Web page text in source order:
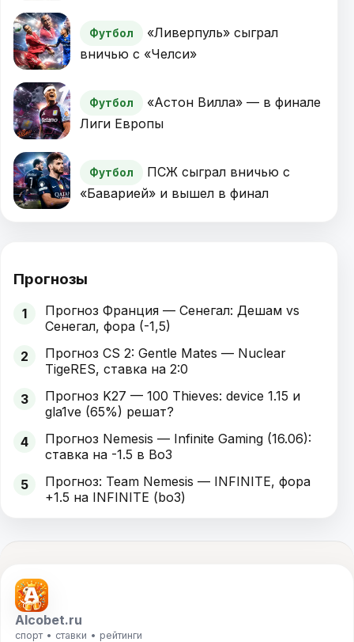
Футбол
«Ливерпуль» сыграл
вничью с «Челси»
Футбол
«Астон Вилла» — в финале
Лиги Европы
Футбол
ПСЖ сыграл вничью с
«Баварией» и вышел в финал
Прогнозы
1
Прогноз Франция — Сенегал: Дешам vs
Сенегал, фора (-1,5)
2
Прогноз CS 2: Gentle Mates — Nuclear
TigeRES, ставка на 2:0
3
Прогноз K27 — 100 Thieves: device 1.15 и
gla1ve (65%) решат?
4
Прогноз Nemesis — Infinite Gaming (16.06):
ставка на -1.5 в Bo3
5
Прогноз: Team Nemesis — INFINITE, фора
+1.5 на INFINITE (bo3)
Alcobet.ru
спорт • ставки • рейтинги